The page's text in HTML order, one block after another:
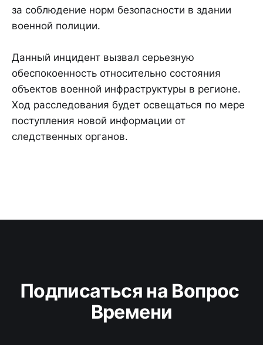
за соблюдение норм безопасности в здании
военной полиции.
Данный инцидент вызвал серьезную
обеспокоенность относительно состояния
объектов военной инфраструктуры в регионе.
Ход расследования будет освещаться по мере
поступления новой информации от
следственных органов.
Подписаться на Вопрос
Времени